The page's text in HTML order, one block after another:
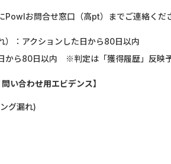
Powlお問合せ窓口（高pt）までご連絡くだ
）：アクションした日から80日以内
から80日以内 ※判定は「獲得履歴」反映予
い合わせ用エビデンス】
グ漏れ)